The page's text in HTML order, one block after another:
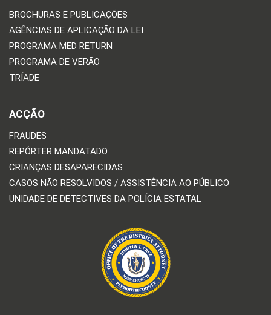
BROCHURAS E PUBLICAÇÕES
AGÊNCIAS DE APLICAÇÃO DA LEI
PROGRAMA MED RETURN
PROGRAMA DE VERÃO
TRÍADE
ACÇÃO
FRAUDES
REPÓRTER MANDATADO
CRIANÇAS DESAPARECIDAS
CASOS NÃO RESOLVIDOS / ASSISTÊNCIA AO PÚBLICO
UNIDADE DE DETECTIVES DA POLÍCIA ESTATAL